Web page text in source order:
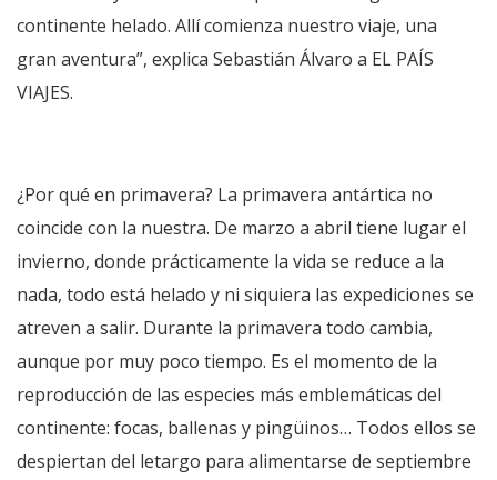
continente helado. Allí comienza nuestro viaje, una
gran aventura”, explica Sebastián Álvaro a EL PAÍS
VIAJES.
¿Por qué en primavera? La primavera antártica no
coincide con la nuestra. De marzo a abril tiene lugar el
invierno, donde prácticamente la vida se reduce a la
nada, todo está helado y ni siquiera las expediciones se
atreven a salir. Durante la primavera todo cambia,
aunque por muy poco tiempo. Es el momento de la
reproducción de las especies más emblemáticas del
continente: focas, ballenas y pingüinos… Todos ellos se
despiertan del letargo para alimentarse de septiembre